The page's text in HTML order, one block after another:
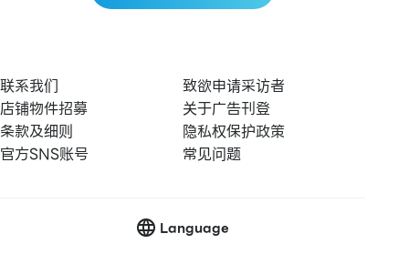
联系我们
致欲申请采访者
店铺物件招募
关于广告刊登
条款及细则
隐私权保护政策
官方SNS账号
常见问题
Language